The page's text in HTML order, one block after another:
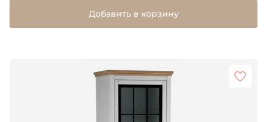
Добавить в корзину